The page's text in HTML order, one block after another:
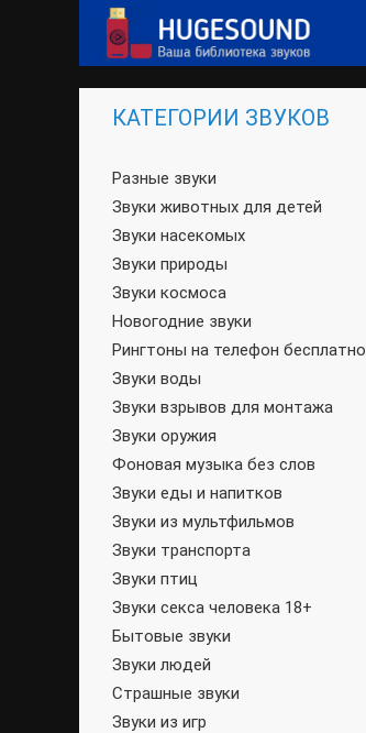
КАТЕГОРИИ ЗВУКОВ
Разные звуки
Звуки животных для детей
Звуки насекомых
Звуки природы
Звуки космоса
Новогодние звуки
Рингтоны на телефон бесплатно
Звуки воды
Звуки взрывов для монтажа
Звуки оружия
Фоновая музыка без слов
Звуки еды и напитков
Звуки из мультфильмов
Звуки транспорта
Звуки птиц
Звуки секса человека 18+
Бытовые звуки
Звуки людей
Страшные звуки
Звуки из игр